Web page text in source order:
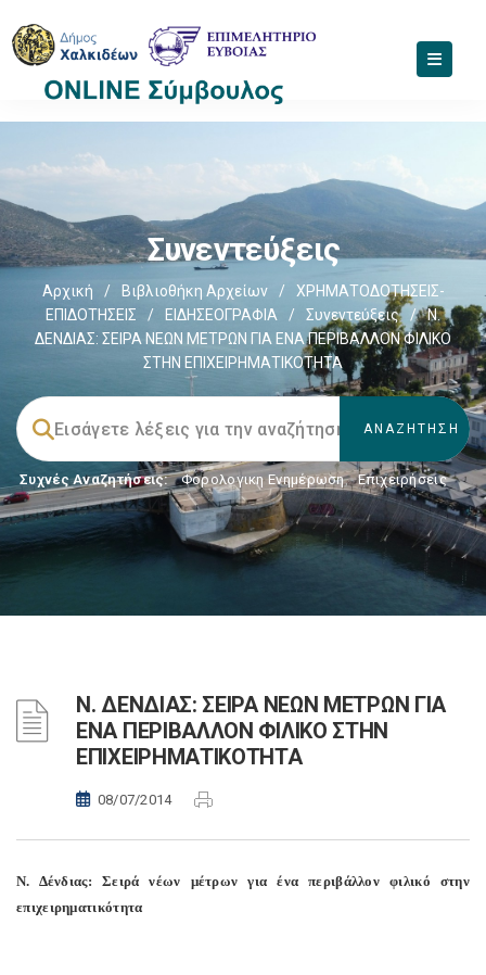
Συνεντεύξεις
Αρχική / Βιβλιοθήκη Αρχείων /
ΧΡΗΜΑΤΟΔΟΤΗΣΕΙΣ-
ΕΠΙΔΟΤΗΣΕΙΣ
/ ΕΙΔΗΣΕΟΓΡΑΦΙΑ / Συνεντεύξεις /
Ν.
ΔΕΝΔΙΑΣ: ΣΕΙΡΑ ΝΕΩΝ ΜΕΤΡΩΝ ΓΙΑ ΕΝΑ ΠΕΡΙΒΑΛΛΟΝ ΦΙΛΙΚΟ
ΣΤΗΝ ΕΠΙΧΕΙΡΗΜΑΤΙΚΟΤΗΤΑ
Συχνές Αναζητήσεις: Φορολογικη Ενημέρωση, Επιχειρήσεις
Ν. ΔΕΝΔΙΑΣ: ΣΕΙΡΑ ΝΕΩΝ ΜΕΤΡΩΝ ΓΙΑ
ΕΝΑ ΠΕΡΙΒΑΛΛΟΝ ΦΙΛΙΚΟ ΣΤΗΝ
ΕΠΙΧΕΙΡΗΜΑΤΙΚΟΤΗΤΑ
08/07/2014
Ν. Δένδιας: Σειρά νέων μέτρων για ένα περιβάλλον φιλικό στην
επιχειρηματικότητα